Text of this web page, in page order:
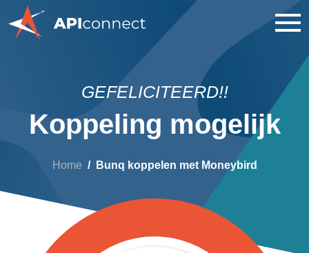
GEFELICITEERD!!
Koppeling mogelijk
Home Bunq koppelen met Moneybird